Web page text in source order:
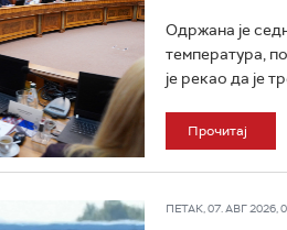
Одржана је
температура,
је рекао да је
Прочитај
ПЕТАК, 07. АВГ 2026,